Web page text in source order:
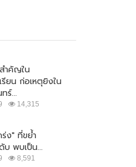
ำคัญใน
ยน ก่อเหตุยิงใน
ร์...
14,315
ร่ง" ที่ขย้ำ
บ พบเป็น...
8,591